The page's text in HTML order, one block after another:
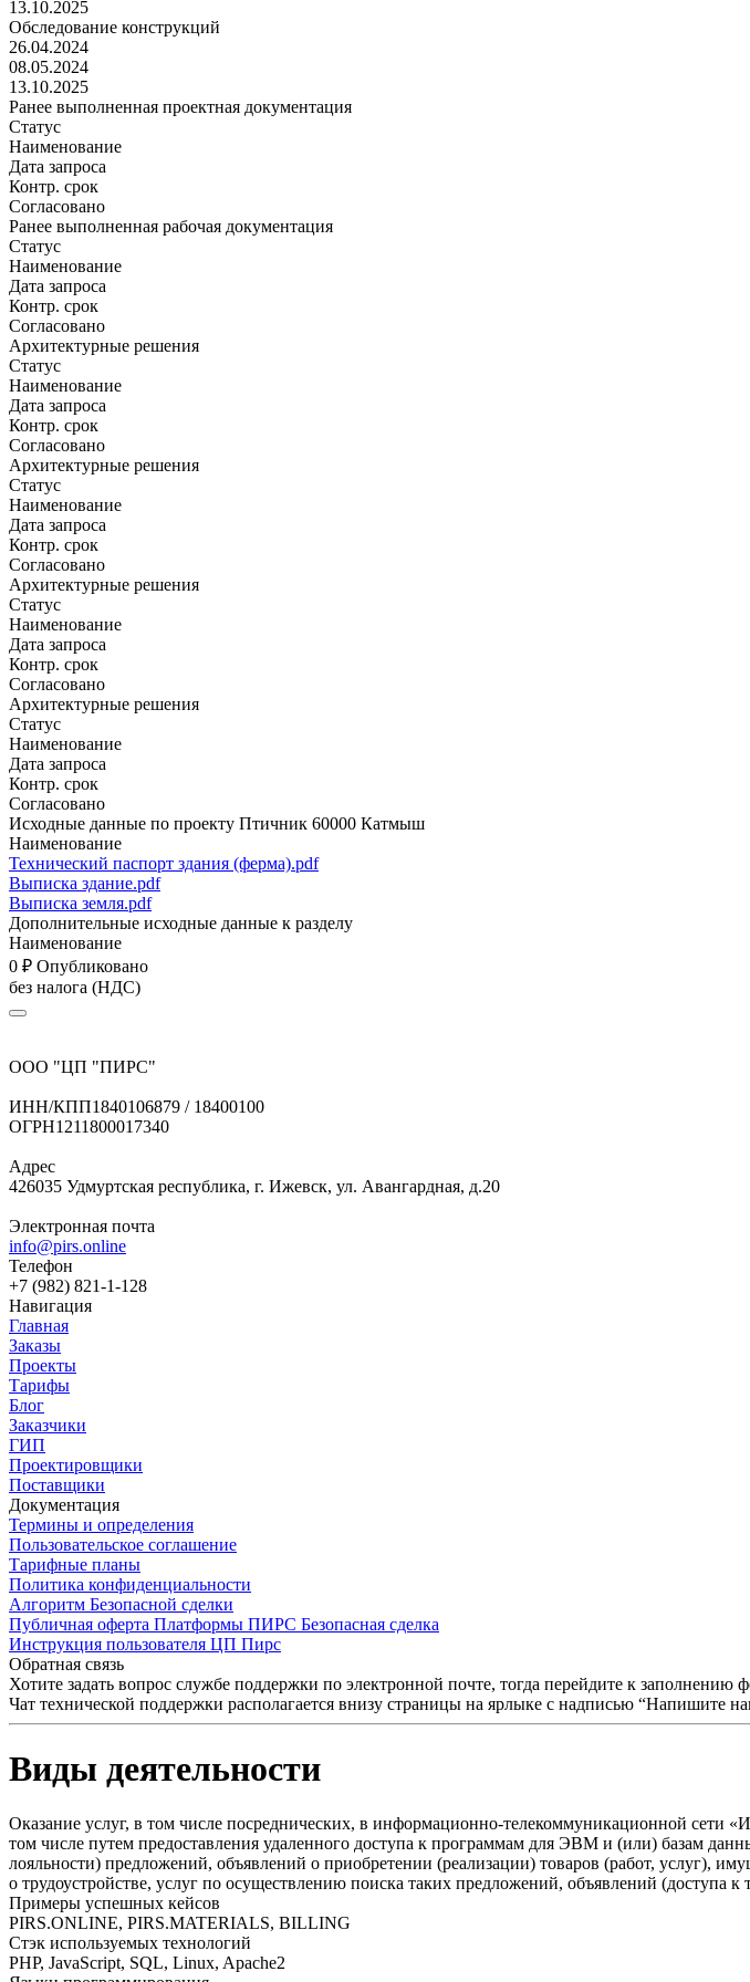
13.10.2025
Обследование конструкций
26.04.2024
08.05.2024
13.10.2025
Ранее выполненная проектная документация
Статус
Наименование
Дата запроса
Контр. срок
Согласовано
Ранее выполненная рабочая документация
Статус
Наименование
Дата запроса
Контр. срок
Согласовано
Архитектурные решения
Статус
Наименование
Дата запроса
Контр. срок
Согласовано
Архитектурные решения
Статус
Наименование
Дата запроса
Контр. срок
Согласовано
Архитектурные решения
Статус
Наименование
Дата запроса
Контр. срок
Согласовано
Архитектурные решения
Статус
Наименование
Дата запроса
Контр. срок
Согласовано
Исходные данные по проекту Птичник 60000 Катмыш
Наименование
Технический паспорт здания (ферма).pdf
Выписка здание.pdf
Выписка земля.pdf
Дополнительные исходные данные к разделу
Наименование
0 ₽ Опубликовано
без налога (НДС)
ООО "ЦП "ПИРС"
ИНН/КПП1840106879 / 18400100
ОГРН1211800017340
Адрес
426035 Удмуртская республика, г. Ижевск, ул. Авангардная, д.20
Электронная почта
info@pirs.online
Телефон
+7 (982) 821-1-128
Навигация
Главная
Заказы
Проекты
Тарифы
Блог
Заказчики
ГИП
Проектировщики
Поставщики
Документация
Термины и определения
Пользовательское соглашение
Тарифные планы
Политика конфиденциальности
Алгоритм Безопасной сделки
Публичная оферта Платформы ПИРС Безопасная сделка
Инструкция пользователя ЦП Пирс
Обратная связь
Хотите задать вопрос службе поддержки по электронной почте, тогда перейдите к заполнению
Чат технической поддержки располагается внизу страницы на ярлыке с надписью “Напишите
Виды деятельности
Оказание услуг, в том числе посреднических, в информационно-телекоммуникационной сети
том числе путем предоставления удаленного доступа к программам для ЭВМ и (или) базам
лояльности) предложений, объявлений о приобретении (реализации) товаров (работ,
о трудоустройстве, услуг по осуществлению поиска таких предложений, объявлений (доступа
Примеры успешных кейсов
PIRS.ONLINE, PIRS.MATERIALS, BILLING
Стэк используемых технологий
PHP, JavaScript, SQL, Linux, Apache2